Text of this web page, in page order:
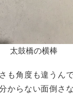
太鼓橋の横棒
も角度も違うん
からない面倒さ